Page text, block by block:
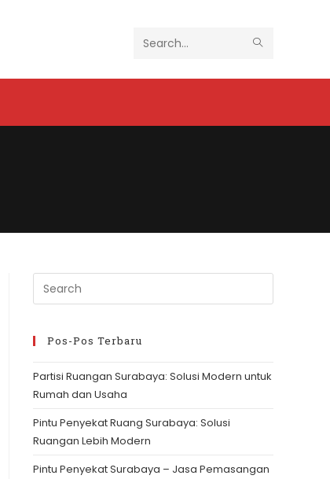
Search
this
SUBMIT
Escape
Pos-Pos Terbaru
Partisi Ruangan Surabaya: Solusi Modern untuk
Rumah dan Usaha
Pintu Penyekat Ruang Surabaya: Solusi
Ruangan Lebih Modern
Pintu Penyekat Surabaya – Jasa Pemasangan